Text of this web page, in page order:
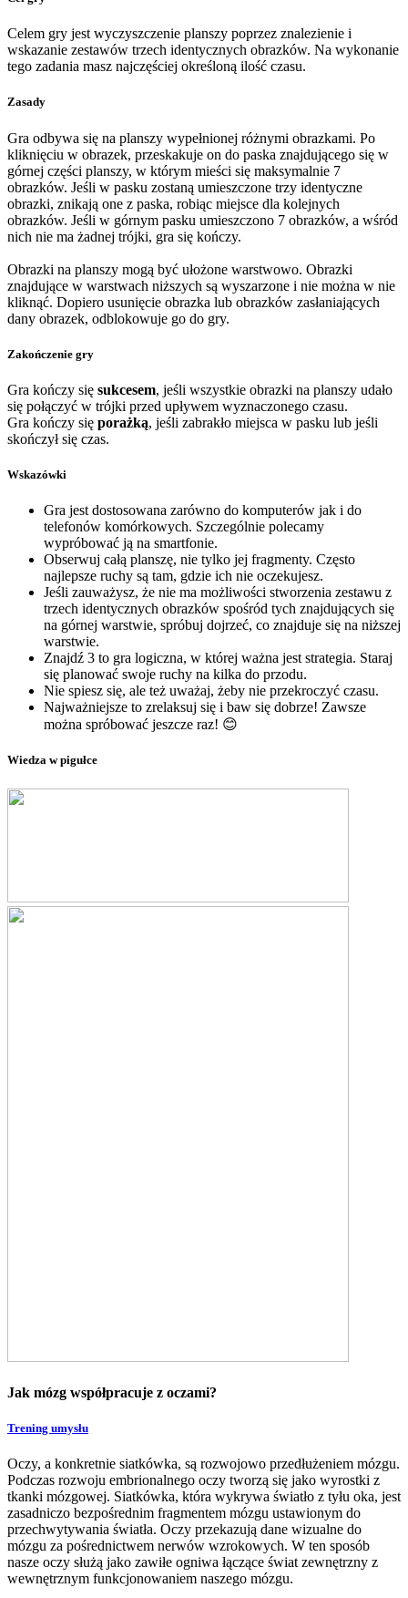
Celem gry jest wyczyszczenie planszy poprzez znalezienie i
wskazanie zestawów trzech identycznych obrazków. Na wykonanie
tego zadania masz najczęściej określoną ilość czasu.
Zasady
Gra odbywa się na planszy wypełnionej różnymi obrazkami. Po
kliknięciu w obrazek, przeskakuje on do paska znajdującego się w
górnej części planszy, w którym mieści się maksymalnie 7
obrazków. Jeśli w pasku zostaną umieszczone trzy identyczne
obrazki, znikają one z paska, robiąc miejsce dla kolejnych
obrazków. Jeśli w górnym pasku umieszczono 7 obrazków, a wśród
nich nie ma żadnej trójki, gra się kończy.
Obrazki na planszy mogą być ułożone warstwowo. Obrazki
znajdujące w warstwach niższych są wyszarzone i nie można w nie
kliknąć. Dopiero usunięcie obrazka lub obrazków zasłaniających
dany obrazek, odblokowuje go do gry.
Zakończenie gry
Gra kończy się sukcesem, jeśli wszystkie obrazki na planszy udało
się połączyć w trójki przed upływem wyznaczonego czasu.
Gra kończy się porażką, jeśli zabrakło miejsca w pasku lub jeśli
skończył się czas.
Wskazówki
Gra jest dostosowana zarówno do komputerów jak i do
telefonów komórkowych. Szczególnie polecamy
wypróbować ją na smartfonie.
Obserwuj całą planszę, nie tylko jej fragmenty. Często
najlepsze ruchy są tam, gdzie ich nie oczekujesz.
Jeśli zauważysz, że nie ma możliwości stworzenia zestawu z
trzech identycznych obrazków spośród tych znajdujących się
na górnej warstwie, spróbuj dojrzeć, co znajduje się na niższej
warstwie.
Znajdź 3 to gra logiczna, w której ważna jest strategia. Staraj
się planować swoje ruchy na kilka do przodu.
Nie spiesz się, ale też uważaj, żeby nie przekroczyć czasu.
Najważniejsze to zrelaksuj się i baw się dobrze! Zawsze
można spróbować jeszcze raz! 😊
Wiedza w pigułce
Jak mózg współpracuje z oczami?
Trening umysłu
Oczy, a konkretnie siatkówka, są rozwojowo przedłużeniem mózgu.
Podczas rozwoju embrionalnego oczy tworzą się jako wyrostki z
tkanki mózgowej. Siatkówka, która wykrywa światło z tyłu oka, jest
zasadniczo bezpośrednim fragmentem mózgu ustawionym do
przechwytywania światła. Oczy przekazują dane wizualne do
mózgu za pośrednictwem nerwów wzrokowych. W ten sposób
nasze oczy służą jako zawiłe ogniwa łączące świat zewnętrzny z
wewnętrznym funkcjonowaniem naszego mózgu.